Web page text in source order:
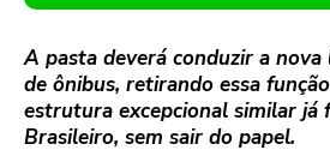
A pasta deverá conduzir a
de ônibus, retirando essa
estrutura excepcional similar já
Brasileiro, sem sair do papel.